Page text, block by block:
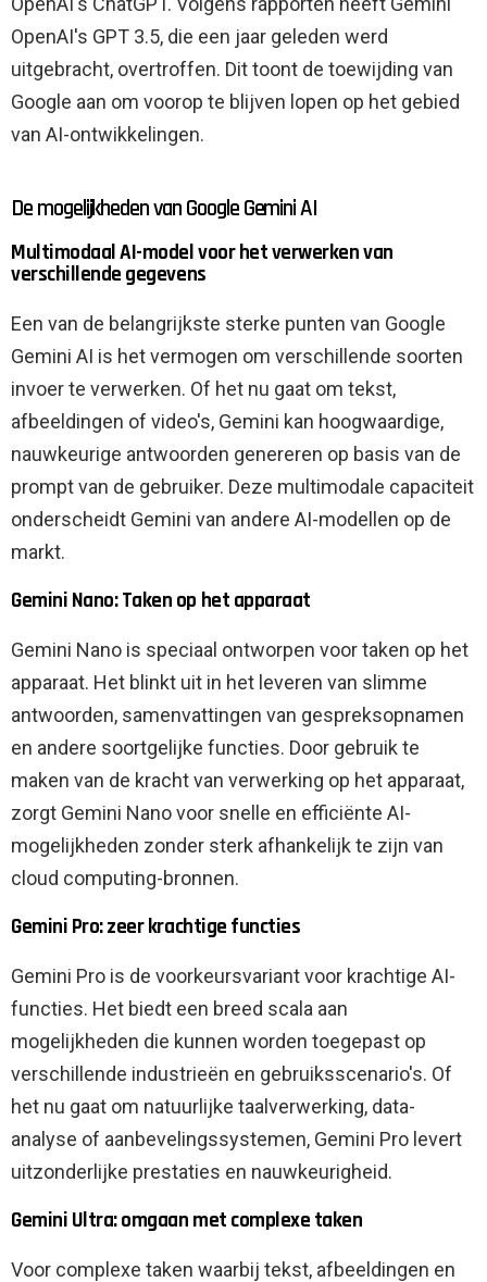
OpenAI's GPT 3.5, die een jaar geleden werd
uitgebracht, overtroffen. Dit toont de toewijding van
Google aan om voorop te blijven lopen op het gebied
van AI-ontwikkelingen.
De mogelijkheden van Google Gemini AI
Multimodaal AI-model voor het verwerken van
verschillende gegevens
Een van de belangrijkste sterke punten van Google
Gemini AI is het vermogen om verschillende soorten
invoer te verwerken. Of het nu gaat om tekst,
afbeeldingen of video's, Gemini kan hoogwaardige,
nauwkeurige antwoorden genereren op basis van de
prompt van de gebruiker. Deze multimodale capaciteit
onderscheidt Gemini van andere AI-modellen op de
markt.
Gemini Nano: Taken op het apparaat
Gemini Nano is speciaal ontworpen voor taken op het
apparaat. Het blinkt uit in het leveren van slimme
antwoorden, samenvattingen van gespreksopnamen
en andere soortgelijke functies. Door gebruik te
maken van de kracht van verwerking op het apparaat,
zorgt Gemini Nano voor snelle en efficiënte AI-
mogelijkheden zonder sterk afhankelijk te zijn van
cloud computing-bronnen.
Gemini Pro: zeer krachtige functies
Gemini Pro is de voorkeursvariant voor krachtige AI-
functies. Het biedt een breed scala aan
mogelijkheden die kunnen worden toegepast op
verschillende industrieën en gebruiksscenario's. Of
het nu gaat om natuurlijke taalverwerking, data-
analyse of aanbevelingssystemen, Gemini Pro levert
uitzonderlijke prestaties en nauwkeurigheid.
Gemini Ultra: omgaan met complexe taken
Voor complexe taken waarbij tekst, afbeeldingen en